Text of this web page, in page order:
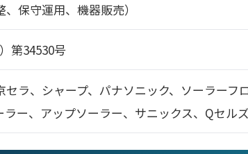
保守運用、機器販売）
第34530号
ラ、シャープ、パナソニック、ソーラーフロ
ラー、アップソーラー、サニックス、Qセル